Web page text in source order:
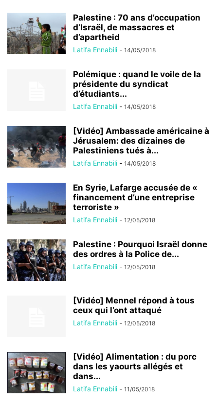
Palestine : 70 ans d’occupation
d’Israël, de massacres et
d’apartheid
Latifa Ennabili - 14/05/2018
Polémique : quand le voile de la
présidente du syndicat
d’étudiants...
Latifa Ennabili - 14/05/2018
[Vidéo] Ambassade américaine à
Jérusalem: des dizaines de
Palestiniens tués à...
Latifa Ennabili - 14/05/2018
En Syrie, Lafarge accusée de «
financement d’une entreprise
terroriste »
Latifa Ennabili - 12/05/2018
Palestine : Pourquoi Israël donne
des ordres à la Police de...
Latifa Ennabili - 12/05/2018
[Vidéo] Mennel répond à tous
ceux qui l’ont attaqué
Latifa Ennabili - 12/05/2018
[Vidéo] Alimentation : du porc
dans les yaourts allégés et
dans...
Latifa Ennabili - 11/05/2018